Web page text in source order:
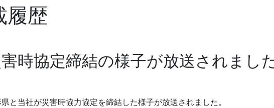
履歴
時協定締結の様子が放送されました
と当社が災害時協力協定を締結した様子が放送されました。